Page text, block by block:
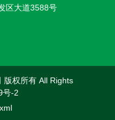
区大道3588号
版权所有 All Rights
号-2